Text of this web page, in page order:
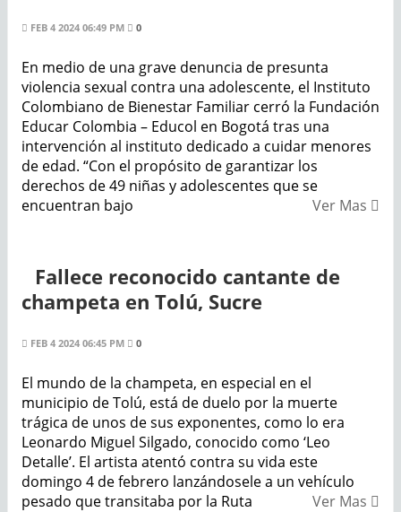
FEB 4 2024 06:49 PM 0
En medio de una grave denuncia de presunta
violencia sexual contra una adolescente, el Instituto
Colombiano de Bienestar Familiar cerró la Fundación
Educar Colombia – Educol en Bogotá tras una
intervención al instituto dedicado a cuidar menores
de edad. “Con el propósito de garantizar los
derechos de 49 niñas y adolescentes que se
encuentran bajo
Ver Mas
Fallece reconocido cantante de
champeta en Tolú, Sucre
FEB 4 2024 06:45 PM 0
El mundo de la champeta, en especial en el
municipio de Tolú, está de duelo por la muerte
trágica de unos de sus exponentes, como lo era
Leonardo Miguel Silgado, conocido como ‘Leo
Detalle’. El artista atentó contra su vida este
domingo 4 de febrero lanzándosele a un vehículo
pesado que transitaba por la Ruta
Ver Mas